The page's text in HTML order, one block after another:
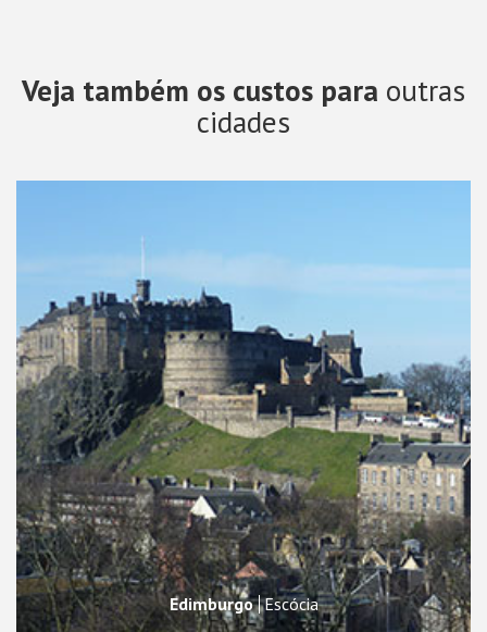
Veja também os custos para outras
cidades
Edimburgo Escócia